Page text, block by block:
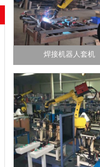
焊接机器人套机